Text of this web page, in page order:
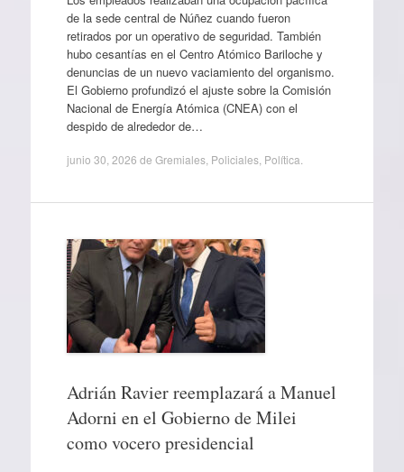
de la sede central de Núñez cuando fueron
retirados por un operativo de seguridad. También
hubo cesantías en el Centro Atómico Bariloche y
denuncias de un nuevo vaciamiento del organismo.
El Gobierno profundizó el ajuste sobre la Comisión
Nacional de Energía Atómica (CNEA) con el
despido de alrededor de…
junio 30, 2026 de Gremiales, Policiales, Política
Adrián Ravier reemplazará a Manuel
Adorni en el Gobierno de Milei
como vocero presidencial